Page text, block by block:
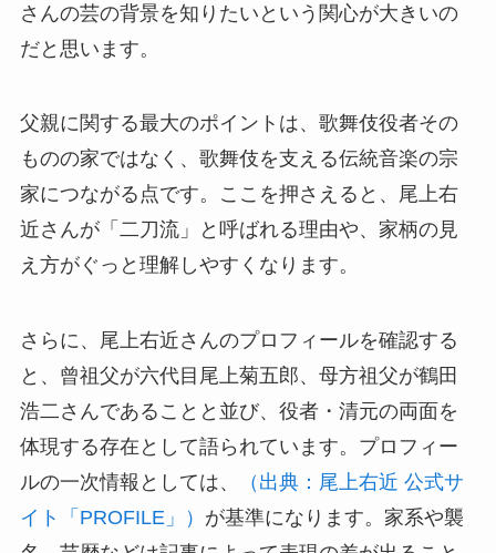
さんの芸の背景を知りたいという関心が大きいの
だと思います。
父親に関する最大のポイントは、歌舞伎役者その
ものの家ではなく、歌舞伎を支える伝統音楽の宗
家につながる点です。ここを押さえると、尾上右
近さんが「二刀流」と呼ばれる理由や、家柄の見
え方がぐっと理解しやすくなります。
さらに、尾上右近さんのプロフィールを確認する
と、曾祖父が六代目尾上菊五郎、母方祖父が鶴田
浩二さんであることと並び、役者・清元の両面を
体現する存在として語られています。プロフィー
ルの一次情報としては、
（出典：尾上右近 公式サ
イト「PROFILE」） が基準になります。家系や襲